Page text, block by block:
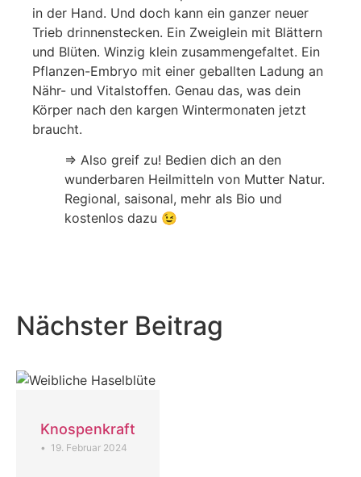
in der Hand. Und doch kann ein ganzer neuer
Trieb drinnenstecken. Ein Zweiglein mit Blättern
und Blüten. Winzig klein zusammengefaltet. Ein
Pflanzen-Embryo mit einer geballten Ladung an
Nähr- und Vitalstoffen. Genau das, was dein
Körper nach den kargen Wintermonaten jetzt
braucht.
⇒ Also greif zu! Bedien dich an den
wunderbaren Heilmitteln von Mutter Natur.
Regional, saisonal, mehr als Bio und
kostenlos dazu 😉
Nächster Beitrag
Knospenkraft
• 19. Februar 2024